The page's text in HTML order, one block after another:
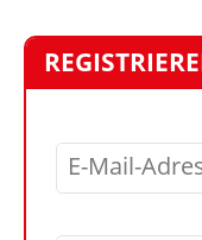
E-Mail-